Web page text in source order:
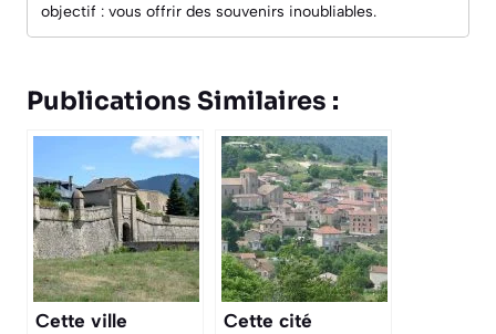
objectif : vous offrir des souvenirs inoubliables.
Publications Similaires :
Cette ville
Cette cité